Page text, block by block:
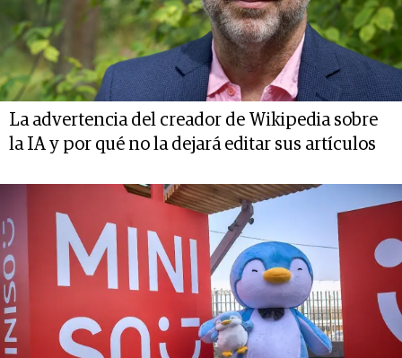
La advertencia del creador de Wikipedia sobre
la IA y por qué no la dejará editar sus artículos